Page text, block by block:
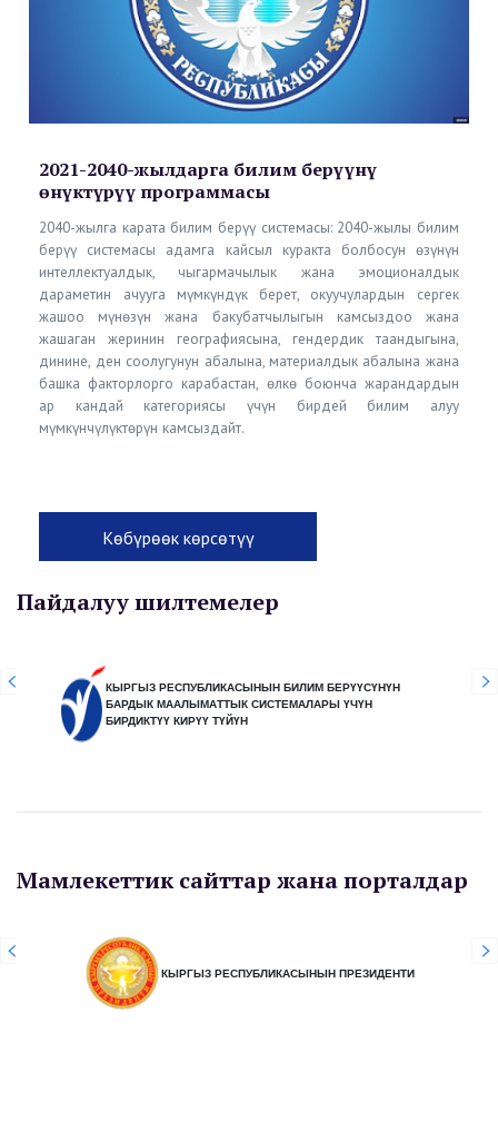
2021-2040-жылдарга билим берүүнү
өнүктүрүү программасы
2040-жылга карата билим берүү системасы: 2040-жылы билим
берүү системасы адамга кайсыл куракта болбосун өзүнүн
интеллектуалдык, чыгармачылык жана эмоционалдык
дараметин ачууга мүмкүндүк берет, окуучулардын сергек
жашоо мүнөзүн жана бакубатчылыгын камсыздоо жана
жашаган жеринин географиясына, гендердик таандыгына,
динине, ден соолугунун абалына, материалдык абалына жана
башка факторлорго карабастан, өлкө боюнча жарандардын
ар кандай категориясы үчүн бирдей билим алуу
мүмкүнчүлүктөрүн камсыздайт.
Көбүрөөк көрсөтүү
Пайдалуу шилтемелер
КЫРГЫЗ РЕСПУБЛИКАСЫНЫН БИЛИМ БЕРҮҮСҮНҮН
БАРДЫК МААЛЫМАТТЫК СИСТЕМАЛАРЫ ҮЧҮН
БИРДИКТҮҮ КИРҮҮ ТҮЙҮН
Мамлекеттик сайттар жана порталдар
КЫРГЫЗ РЕСПУБЛИКАСЫНЫН ПРЕЗИДЕНТИ